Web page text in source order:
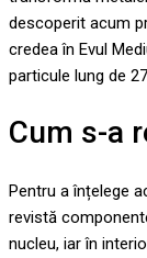
descoperit acum
credea în Evul
particule lung de
Cum s-a
Pentru a înțelege
revistă
nucleu, iar în